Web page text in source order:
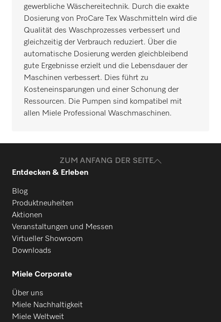
gewerbliche Wäschereitechnik. Durch die exakte
Dosierung von ProCare Tex Waschmitteln wird die
Qualität des Waschprozesses verbessert und
gleichzeitig der Verbrauch reduziert. Über die
automatische Dosierung werden gleichbleibend
gute Ergebnisse erzielt und die Lebensdauer der
Maschinen verbessert. Dies führt zu
Kosteneinsparungen und einer Schonung der
Ressourcen. Die Pumpen sind kompatibel mit
allen Miele Professional Waschmaschinen.
ZUM ANFANG DER SEITE
Entdecken & Erleben
Blog
Produktneuheiten
Aktionen
Veranstaltungen und Messen
Virtueller Showroom
Downloads
Miele Corporate
Über uns
Miele Nachhaltigkeit
Miele Weltweit